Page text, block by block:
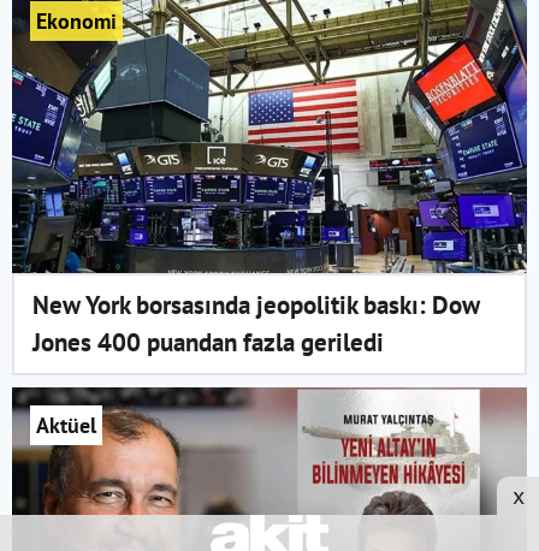
Ekonomi
New York borsasında jeopolitik baskı: Dow
Jones 400 puandan fazla geriledi
Aktüel
x